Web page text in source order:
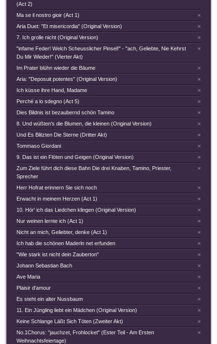
(Act 2)
×
Ma se il nostro gioir (Act 1)
×
Aria Duet: "Et misericordia" (Original Version)
×
7. Ich grolle nicht (Original Version)
×
"infame Feder! Welch Scheusslicher Pinsel!" - "ach, Geliebte, Nie Kehrst
Du Mir Wieder!" (Vierter Akt)
×
Im Prater blühn wieder die Bäume
×
Aria: "Deposuit potentes" (Original Version)
×
Ich küsse ihre Hand, Madame
×
Perché a lo sdegno (Act 5)
×
Dies Bildnis ist bezaubernd schön Tamino
×
8. Und wüßten's die Blumen, die kleinen (Original Version)
×
Und Es Blitzten Die Sterne (Dritter Akt)
×
Tommaso Giordani
×
9. Das ist ein Flöten und Geigen (Original Version)
×
Zum Ziele führt dich diese Bahn Die drei Knaben, Tamino, Priester,
Sprecher
×
Herr Hofrat erinnern Sie sich noch
×
Erwacht in meinem Herzen (Act 1)
×
10. Hör' ich das Liedchen klingen (Original Version)
×
Nur weinen lernte ich (Act 1)
×
Nicht an mich, Geliebter, denke (Act 1)
×
Ich hab die schönen Maderln net erfunden
×
"Wie stark ist nicht dein Zauberton"
×
Johann Sebastian Bach
×
Ave Maria
×
Plaisir d'amour
×
Es steht ein alter Nussbaum
×
11. Ein Jüngling liebt ein Mädchen (Original Version)
×
Keine Schlange Läßt Sich Töten (Zweiter Akt)
×
No.1Chorus: "jauchzet, Frohlocket" (Ester Teil - Am Ersten
Weihnachtsfeiertage)